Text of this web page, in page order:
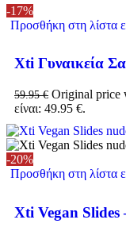
-17%
Προσθήκη στη λίστα
Xti Γυναικεία
59.95€ Original price
είναι: 49.95 €.
-20%
Προσθήκη στη λίστα
Xti Vegan Slides